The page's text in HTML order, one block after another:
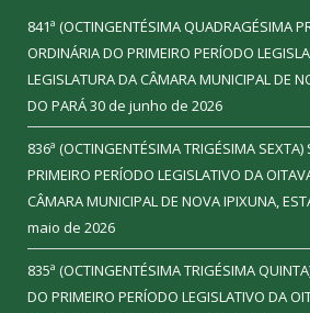
841ª (OCTINGENTÉSIMA QUADRAGÉSIMA
ORDINÁRIA DO PRIMEIRO PERÍODO
LEGISLATURA DA CÂMARA MUNICIPAL DE
DO PARÁ30 de junho de 2026
836ª (OCTINGENTÉSIMA TRIGÉSIMA
PRIMEIRO PERÍODO LEGISLATIVO DA
CÂMARA MUNICIPAL DE NOVA IPIXUNA,
maio de 2026
835ª (OCTINGENTÉSIMA TRIGÉSIMA
DO PRIMEIRO PERÍODO LEGISLATIVO DA